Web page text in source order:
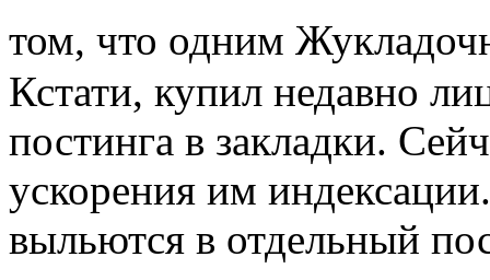
том, что одним
Кстати, купил недавно
постинга в закладки.
ускорения им
выльются в отдельный